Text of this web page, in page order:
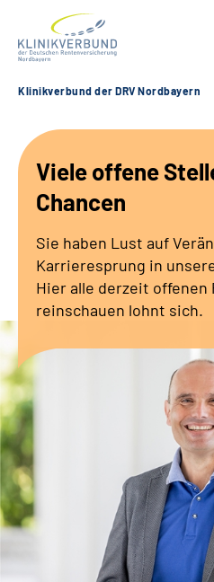
Behandlungsangebot
Karriere
Erweiterte Suche
Klinikverbund der DRV Nordbayern
Viele offene
Chancen
Sie haben Lust auf
Karrieresprung in
Hier alle derzeit
reinschauen lohnt sich.